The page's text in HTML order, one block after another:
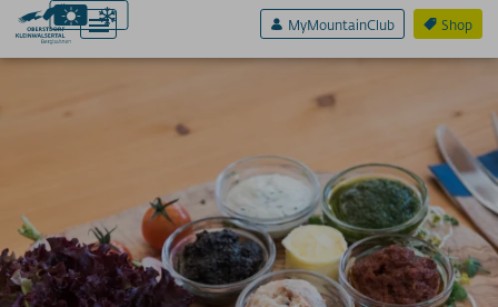
Shop
MyMountainClub
Erlebnis & Spaß
Genuss & Sinne
Preise